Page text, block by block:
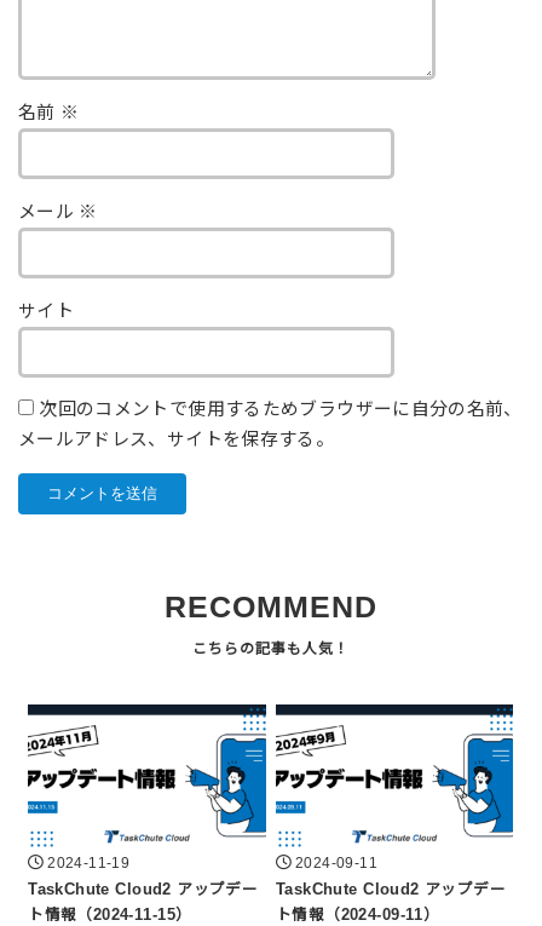
名前 ※
メール ※
サイト
次回のコメントで使用するためブラウザーに自分の名前、
メールアドレス、サイトを保存する。
RECOMMEND
2024-11-19
TaskChute Cloud2 アップデー
ト情報（2024-11-15）
2024-09-11
TaskChute Cloud2 アップデー
ト情報（2024-09-11）